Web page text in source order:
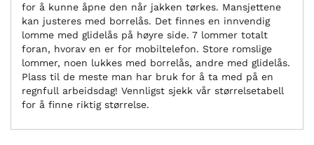
for å kunne åpne den når jakken tørkes. Mansjettene
kan justeres med borrelås. Det finnes en innvendig
lomme med glidelås på høyre side. 7 lommer totalt
foran, hvorav en er for mobiltelefon. Store romslige
lommer, noen lukkes med borrelås, andre med glidelås.
Plass til de meste man har bruk for å ta med på en
regnfull arbeidsdag! Vennligst sjekk vår størrelsetabell
for å finne riktig størrelse.